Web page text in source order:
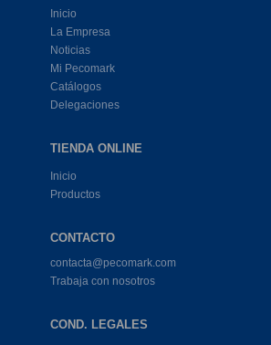
Inicio
La Empresa
Noticias
Mi Pecomark
Catálogos
Delegaciones
TIENDA ONLINE
Inicio
Productos
CONTACTO
contacta@pecomark.com
Trabaja con nosotros
COND. LEGALES